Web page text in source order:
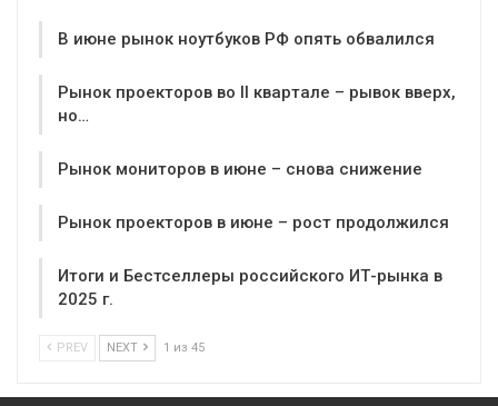
В июне рынок ноутбуков РФ опять обвалился
Рынок проекторов во II квартале – рывок вверх,
но…
Рынок мониторов в июне – снова снижение
Рынок проекторов в июне – рост продолжился
Итоги и Бестселлеры российского ИТ-рынка в
2025 г.
PREV NEXT 1 из 45